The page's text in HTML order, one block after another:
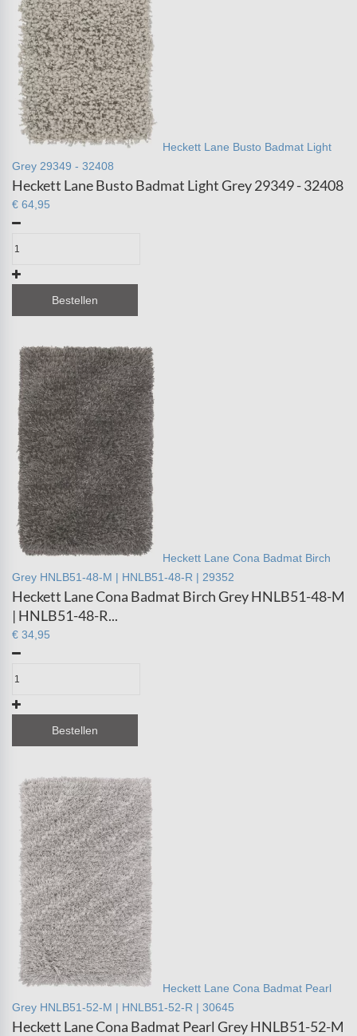
Heckett Lane Busto Badmat Light
Grey 29349 - 32408
Heckett Lane Busto Badmat Light Grey 29349 - 32408
€ 64,95
Bestellen
Heckett Lane Cona Badmat Birch
Grey HNLB51-48-M | HNLB51-48-R | 29352
Heckett Lane Cona Badmat Birch Grey HNLB51-48-M
| HNLB51-48-R...
€ 34,95
Bestellen
Heckett Lane Cona Badmat Pearl
Grey HNLB51-52-M | HNLB51-52-R | 30645
Heckett Lane Cona Badmat Pearl Grey HNLB51-52-M